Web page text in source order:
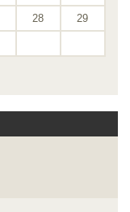
28 29